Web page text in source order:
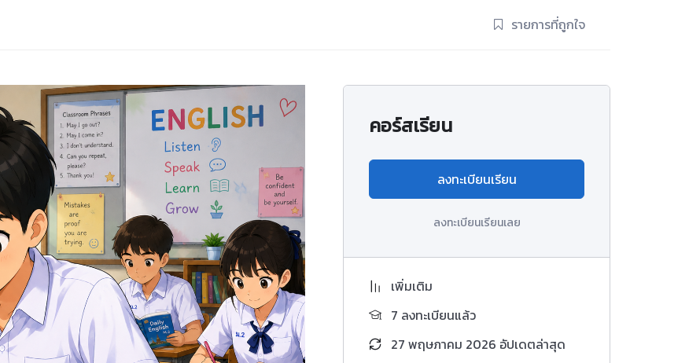
รายการที่ถูกใจ
คอร์สเรียน
ลงทะเบียนเรียน
ลงทะเบียนเรียนเลย
เพิ่มเติม
7 ลงทะเบียนแล้ว
27 พฤษภาคม 2026 อัปเดตล่าสุด